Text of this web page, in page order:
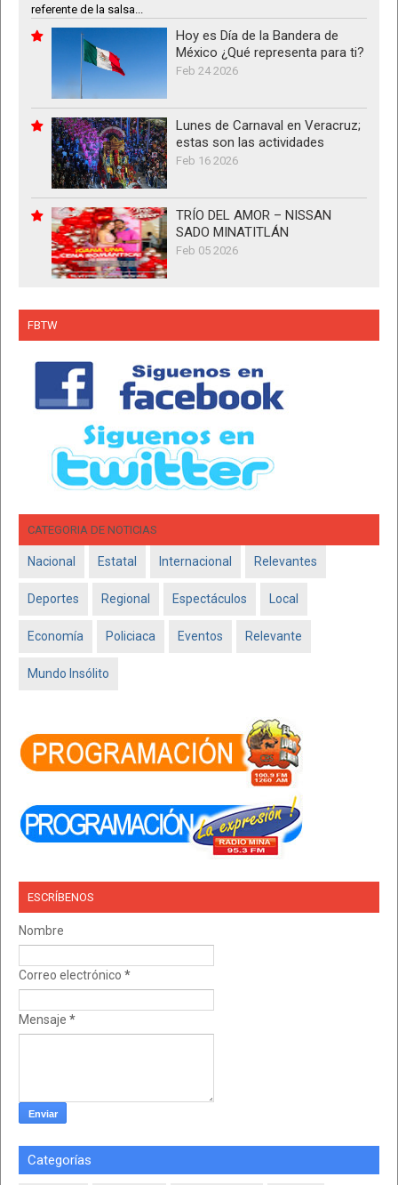
referente de la salsa...
Hoy es Día de la Bandera de
México ¿Qué representa para ti?
Feb 24 2026
Lunes de Carnaval en Veracruz;
estas son las actividades
Feb 16 2026
TRÍO DEL AMOR – NISSAN
SADO MINATITLÁN
Feb 05 2026
FBTW
CATEGORIA DE NOTICIAS
Nacional Estatal Internacional Relevantes
Deportes Regional Espectáculos Local
Economía Policiaca Eventos Relevante
Mundo Insólito
ESCRÍBENOS
Nombre
Correo electrónico *
Mensaje *
Categorías